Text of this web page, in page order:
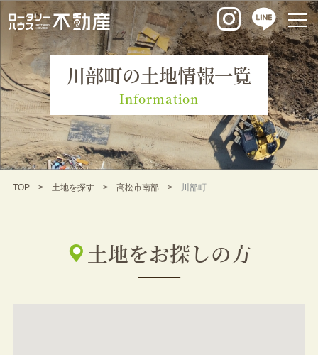
川部町の土地情報一覧
Information
TOP 土地を探す 高松市南部 川部町
土地をお探しの方